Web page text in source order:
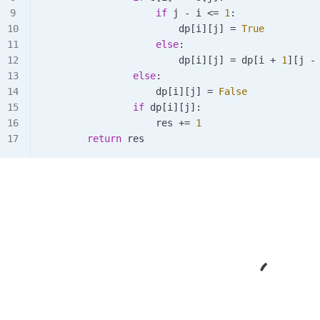
                    if
j - i <= 1 :
                        dp[i][j]
= True
                    else
:
                        dp[i][j]
= dp[i + 1 ][j -
                else
:
                    dp[i][j]
= False
                if
dp[i][j]:
                    res
+= 1
        return
res